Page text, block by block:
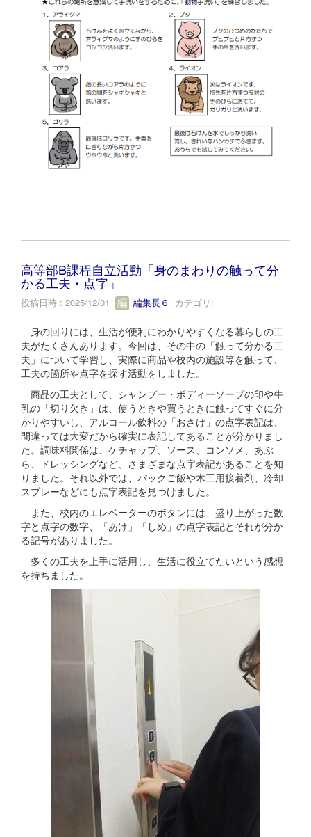
高等部B課程自立活動「身のまわりの触って分
かる工夫・点字」
投稿日時 : 2025/12/01 編集長６ カテゴリ:
身の回りには、生活が便利にわかりやすくなる暮らしの工
夫がたくさんあります。今回は、その中の「触って分かる工
夫」について学習し、実際に商品や校内の施設等を触って、
工夫の箇所や点字を探す活動をしました。
商品の工夫として、シャンプー・ボディーソープの印や牛
乳の「切り欠き」は、使うときや買うときに触ってすぐに分
かりやすいし、アルコール飲料の「おさけ」の点字表記は、
間違っては大変だから確実に表記してあることが分かりまし
た。調味料関係は、ケチャップ、ソース、コンソメ、あぶ
ら、ドレッシングなど、さまざまな点字表記があることを知
りました。それ以外では、パックご飯や木工用接着剤、冷却
スプレーなどにも点字表記を見つけました。
また、校内のエレベーターのボタンには、盛り上がった数
字と点字の数字、「あけ」「しめ」の点字表記とそれが分か
る記号がありました。
多くの工夫を上手に活用し、生活に役立てたいという感想
を持ちました。